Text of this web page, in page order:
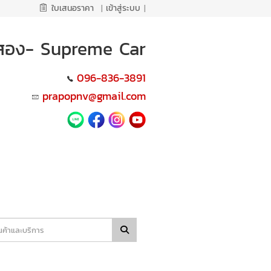
ใบเสนอราคา | เข้าสู่ระบบ |
ง- Supreme Car
096-836-3891
prapopnv@gmail.com